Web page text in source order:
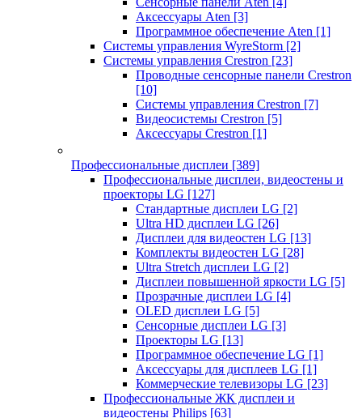
Аксессуары Aten [3]
Программное обеспечение Aten [1]
Системы управления WyreStorm [2]
Системы управления Crestron [23]
Проводные сенсорные панели Crestron
[10]
Системы управления Crestron [7]
Видеосистемы Crestron [5]
Аксессуары Crestron [1]
Профессиональные дисплеи [389]
Профессиональные дисплеи, видеостены и
проекторы LG [127]
Стандартные дисплеи LG [2]
Ultra HD дисплеи LG [26]
Дисплеи для видеостен LG [13]
Комплекты видеостен LG [28]
Ultra Stretch дисплеи LG [2]
Дисплеи повышенной яркости LG [5]
Прозрачные дисплеи LG [4]
OLED дисплеи LG [5]
Сенсорные дисплеи LG [3]
Проекторы LG [13]
Программное обеспечение LG [1]
Аксессуары для дисплеев LG [1]
Коммерческие телевизоры LG [23]
Профессиональные ЖК дисплеи и
видеостены Philips [63]